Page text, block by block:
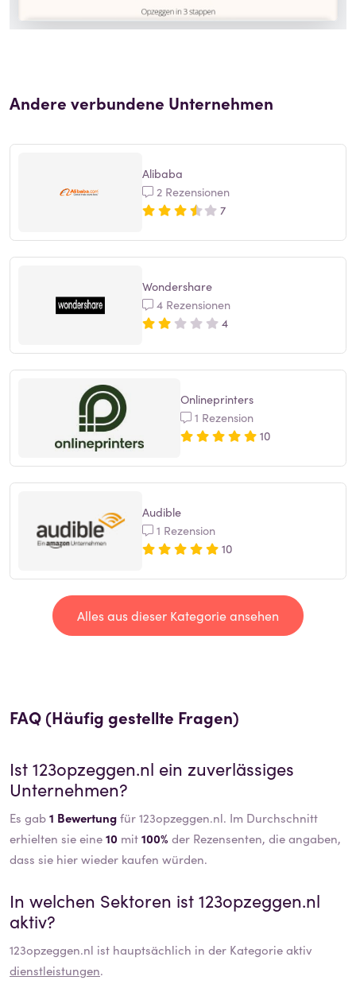
Andere verbundene Unternehmen
Alibaba
2 Rezensionen
7
Wondershare
4 Rezensionen
4
Onlineprinters
1 Rezension
10
Audible
1 Rezension
10
Alles aus dieser Kategorie ansehen
FAQ (Häufig gestellte Fragen)
Ist123opzeggen.nl ein zuverlässiges
Unternehmen?
Es gab1 Bewertungfür 123opzeggen.nl. Im Durchschnitt
erhielten sie eine10 mit100% der Rezensenten, die angaben,
dass sie hier wieder kaufen würden.
In welchen Sektoren ist123opzeggen.nl
aktiv?
123opzeggen.nl ist hauptsächlich in der Kategorie aktiv
dienstleistungen.